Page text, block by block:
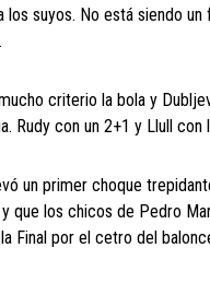
los suyos. No está siendo
criterio la bola y
Rudy con un 2+1 y Llull
un primer choque
que los chicos de Pedro
Final por el cetro del